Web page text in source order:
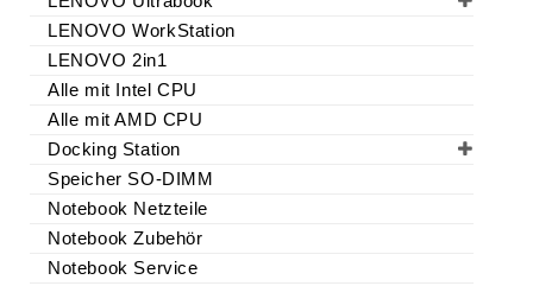
LENOVO WorkStation
LENOVO 2in1
Alle mit Intel CPU
Alle mit AMD CPU
Docking Station
Speicher SO-DIMM
Notebook Netzteile
Notebook Zubehör
Notebook Service